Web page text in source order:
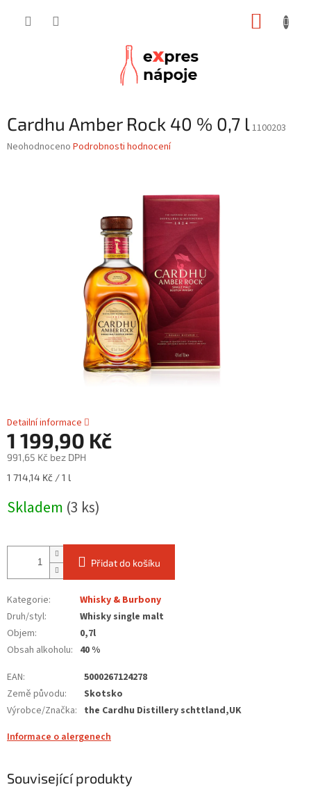
Cardhu Amber Rock 40 % 0,7 l1100203
Průměrné
Neohodnoceno Podrobnosti hodnocení
Detailní informace
1 199,90 Kč
991,65 Kč bez DPH
Měrná
1 714,14 Kč / 1 l
Skladem (3 ks)
Přidat do košíku
Kategorie:
Whisky & Burbony
Druh/styl:
Whisky single malt
Objem:
0,7l
Obsah alkoholu: 40 %
EAN:
5000267124278
Země původu:
Skotsko
Výrobce/Značka: the Cardhu Distillery schttland,UK
Informace o alergenech
Související produkty